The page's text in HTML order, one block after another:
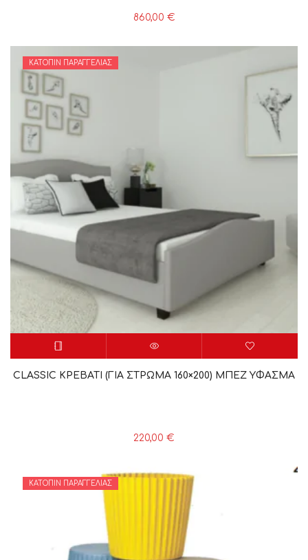
860,00 €
ΚΑΤΌΠΙΝ ΠΑΡΑΓΓΕΛΊΑΣ
CLASSIC ΚΡΕΒΑΤΙ (ΓΙΑ ΣΤΡΩΜΑ 160×200) ΜΠΕΖ YΦΑΣΜΑ
220,00 €
ΚΑΤΌΠΙΝ ΠΑΡΑΓΓΕΛΊΑΣ